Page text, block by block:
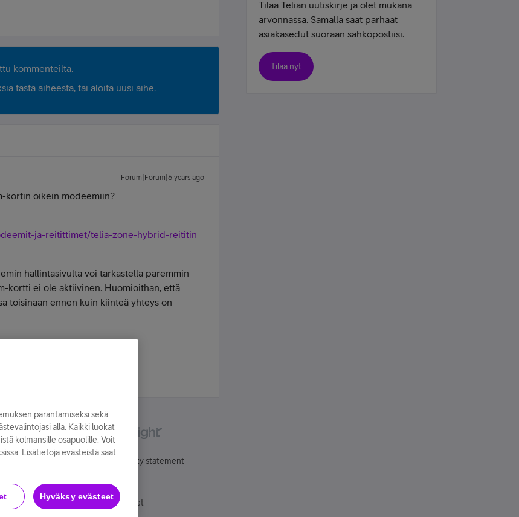
kommenteilta.
tästä aiheesta, tai aloita uusi aihe.
Forum|Forum|6 years ago
kortin oikein modeemiin?
ja-reitittimet/telia-zone-hybrid-reititin
hallintasivulta voi tarkastella paremmin
kortti ei ole aktiivinen. Huomioithan, että
toisinaan ennen kuin kiinteä yhteys on
Tilaa Telian uutiskirje ja olet mukana
arvonnassa. Samalla saat parhaat
asiakasedut suoraan sähköpostiisi.
Tilaa nyt
Accessibility statement
Evästeasetukset
parantamiseksi sekä
alla. Kaikki luokat
kolmansille osapuolille. Voit
Lisätietoja evästeistä saat
Hyväksy evästeet